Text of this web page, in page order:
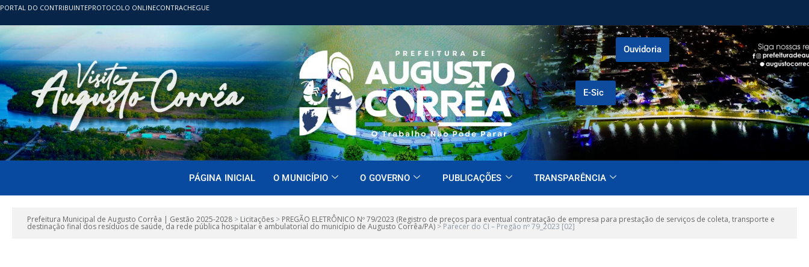
PORTAL DO CONTRIBUINTEPROTOCOLO ONLINECONTRACHEGUE
E-Sic
Ouvidoria
PÁGINA INICIAL O MUNICÍPIO O GOVERNO PUBLICAÇÕES TRANSPARÊNCIA
Prefeitura Municipal de Augusto Corrêa | Gestão 2025-2028 > Licitações > PREGÃO ELETRÔNICO Nº 79/2023 (Registro de preços para eventual contratação de empresa para prestação de serviços de coleta, transporte e
destinação final dos resíduos de saúde, da rede pública hospitalar e ambulatorial do município de Augusto Corrêa/PA) > Parecer do CI – Pregão nº 79_2023 [02]